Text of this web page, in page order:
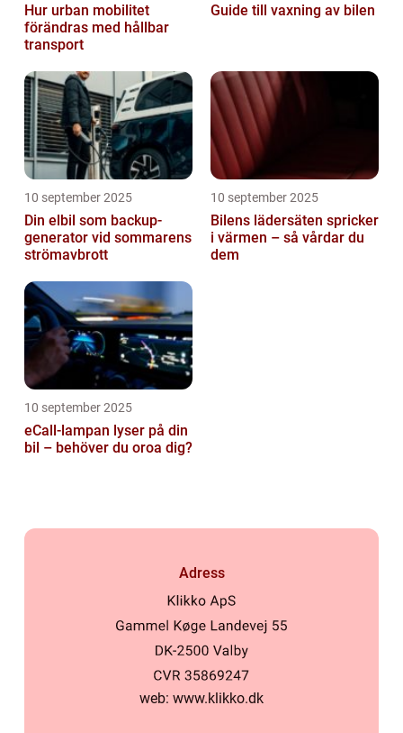
Hur urban mobilitet
förändras med hållbar
transport
Guide till vaxning av bilen
10 september 2025
Din elbil som backup-
generator vid sommarens
strömavbrott
10 september 2025
Bilens lädersäten spricker
i värmen – så vårdar du
dem
10 september 2025
eCall-lampan lyser på din
bil – behöver du oroa dig?
Adress
web: www.klikko.dk